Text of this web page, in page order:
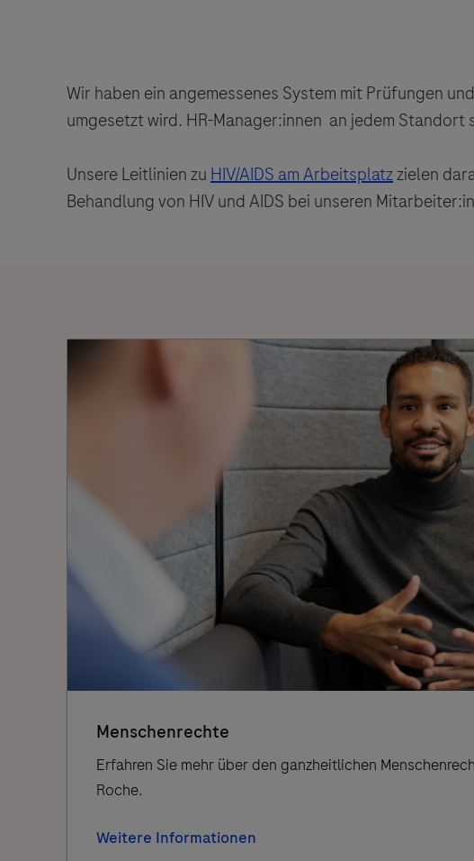
Wir haben ein angemessenes System mit Prüfungen
umgesetzt wird. HR-Manager:innen an jedem
Unsere Leitlinien zu HIV/AIDS am Arbeitsplatzzielen
Behandlung von HIV und AIDS bei unseren
Menschenrechte
Erfahren Sie mehr über den ganzheitlichen
Roche.
Weitere Informationen